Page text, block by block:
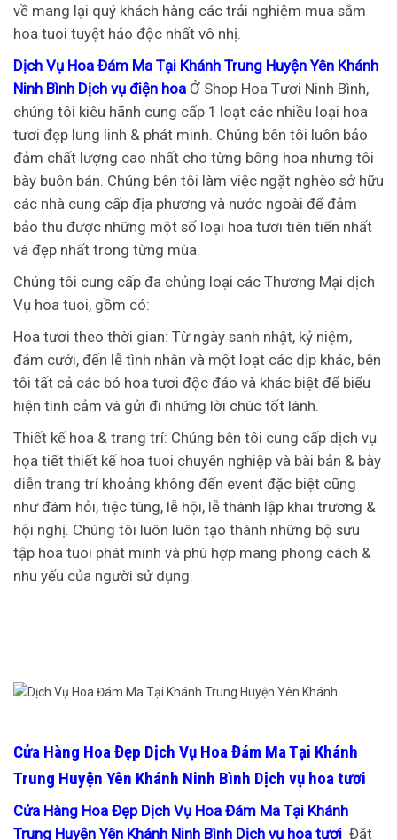
về mang lại quý khách hàng các trải nghiệm mua sắm
hoa tuoi tuyệt hảo độc nhất vô nhị.
Dịch Vụ Hoa Đám Ma Tại Khánh Trung Huyện Yên Khánh
Ninh Bình Dịch vụ điện hoa Ở Shop Hoa Tươi Ninh Bình,
chúng tôi kiêu hãnh cung cấp 1 loạt các nhiều loại hoa
tươi đẹp lung linh & phát minh. Chúng bên tôi luôn bảo
đảm chất lượng cao nhất cho từng bông hoa nhưng tôi
bày buôn bán. Chúng bên tôi làm việc ngặt nghèo sở hữu
các nhà cung cấp địa phương và nước ngoài để đảm
bảo thu được những một số loại hoa tươi tiên tiến nhất
và đẹp nhất trong từng mùa.
Chúng tôi cung cấp đa chủng loại các Thương Mại dịch
Vụ hoa tuoi, gồm có:
Hoa tươi theo thời gian: Từ ngày sanh nhật, kỷ niệm,
đám cưới, đến lễ tình nhân và một loạt các dịp khác, bên
tôi tất cả các bó hoa tươi độc đáo và khác biệt để biểu
hiện tình cảm và gửi đi những lời chúc tốt lành.
Thiết kế hoa & trang trí: Chúng bên tôi cung cấp dịch vụ
họa tiết thiết kế hoa tuoi chuyên nghiệp và bài bản & bày
diễn trang trí khoảng không đến event đặc biệt cũng
như đám hỏi, tiệc tùng, lễ hội, lễ thành lập khai trương &
hội nghị. Chúng tôi luôn luôn tạo thành những bộ sưu
tập hoa tuoi phát minh và phù hợp mang phong cách &
nhu yếu của người sử dụng.
Cửa Hàng Hoa Đẹp Dịch Vụ Hoa Đám Ma Tại Khánh
Trung Huyện Yên Khánh Ninh Bình Dịch vụ hoa tươi
Cửa Hàng Hoa Đẹp Dịch Vụ Hoa Đám Ma Tại Khánh
Trung Huyện Yên Khánh Ninh Bình Dịch vụ hoa tươi Đặt